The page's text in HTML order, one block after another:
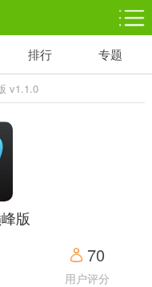
体育竞技
5百+款游戏
排行 专题
v1.1.0
版
70
用户评分